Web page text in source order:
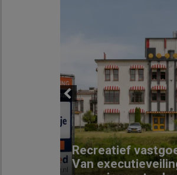
Previous
Recreatief
Van